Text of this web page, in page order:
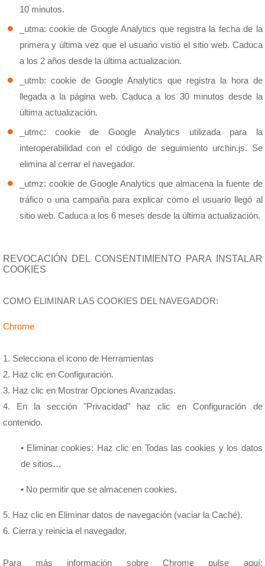
10 minutos.
_utma: cookie de Google Analytics que registra la fecha de la
primera y última vez que el usuario vistió el sitio web. Caduca
a los 2 años desde la última actualización.
_utmb: cookie de Google Analytics que registra la hora de
llegada a la página web. Caduca a los 30 minutos desde la
última actualización.
_utmc: cookie de Google Analytics utilizada para la
interoperabilidad con el código de seguimiento urchin.js. Se
elimina al cerrar el navegador.
_utmz: cookie de Google Analytics que almacena la fuente de
tráfico o una campaña para explicar cómo el usuario llegó al
sitio web. Caduca a los 6 meses desde la última actualización.
REVOCACIÓN DEL CONSENTIMIENTO PARA INSTALAR
COOKIES
COMO ELIMINAR LAS COOKIES DEL NAVEGADOR:
Chrome
1. Selecciona el icono de Herramientas
2. Haz clic en Configuración.
3. Haz clic en Mostrar Opciones Avanzadas.
4. En la sección "Privacidad" haz clic en Configuración de
contenido.
• Eliminar cookies: Haz clic en Todas las cookies y los datos
de sitios…
• No permitir que se almacenen cookies.
5. Haz clic en Eliminar datos de navegación (vaciar la Caché).
6. Cierra y reinicia el navegador.
Para más información sobre Chrome pulse aquí: